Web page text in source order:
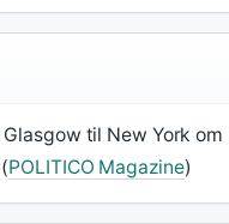
til New York
POLITICO Magazine)